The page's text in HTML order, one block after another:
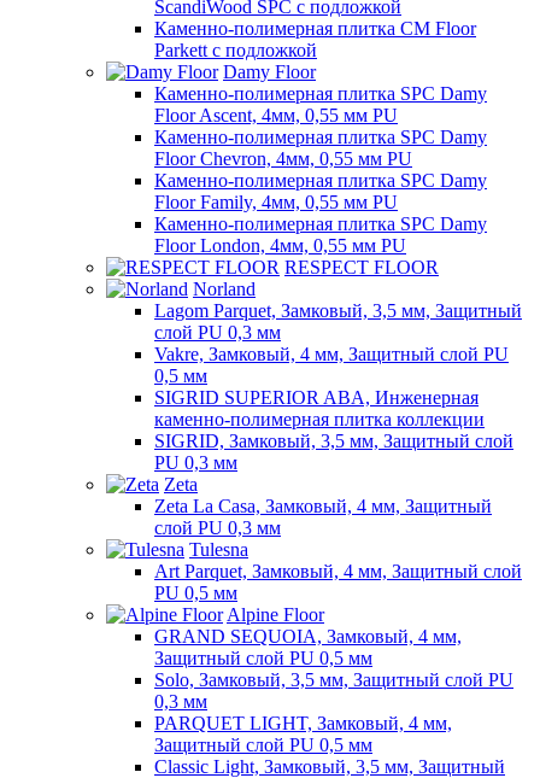
ScandiWood SPC с подложкой
Каменно-полимерная плитка CM Floor
Parkett с подложкой
Damy Floor
Каменно-полимерная плитка SPC Damy
Floor Ascent, 4мм, 0,55 мм PU
Каменно-полимерная плитка SPC Damy
Floor Chevron, 4мм, 0,55 мм PU
Каменно-полимерная плитка SPC Damy
Floor Family, 4мм, 0,55 мм PU
Каменно-полимерная плитка SPC Damy
Floor London, 4мм, 0,55 мм PU
RESPECT FLOOR
Norland
Lagom Parquet, Замковый, 3,5 мм, Защитный
слой PU 0,3 мм
Vakre, Замковый, 4 мм, Защитный слой PU
0,5 мм
SIGRID SUPERIOR ABA, Инженерная
каменно-полимерная плитка коллекции
SIGRID, Замковый, 3,5 мм, Защитный слой
PU 0,3 мм
Zeta
Zeta La Casa, Замковый, 4 мм, Защитный
слой PU 0,3 мм
Tulesna
Art Parquet, Замковый, 4 мм, Защитный слой
PU 0,5 мм
Alpine Floor
GRAND SEQUOIA, Замковый, 4 мм,
Защитный слой PU 0,5 мм
Solo, Замковый, 3,5 мм, Защитный слой PU
0,3 мм
PARQUET LIGHT, Замковый, 4 мм,
Защитный слой PU 0,5 мм
Classic Light, Замковый, 3,5 мм, Защитный